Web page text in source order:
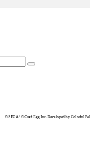
© SEGA / © Craft Egg Inc. Developed by Colorful